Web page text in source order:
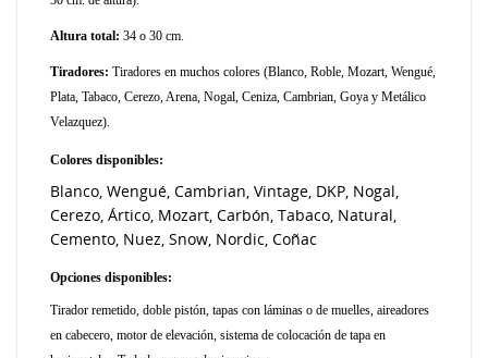
Altura total: 34 o 30 cm.
Tiradores: Tiradores en muchos colores (Blanco, Roble, Mozart, Wengué,
Plata, Tabaco, Cerezo, Arena, Nogal, Ceniza, Cambrian, Goya y Metálico
Velazquez).
Colores disponibles:
Blanco, Wengué, Cambrian, Vintage, DKP, Nogal,
Cerezo, Ártico, Mozart, Carbón, Tabaco, Natural,
Cemento, Nuez, Snow, Nordic, Coñac
Opciones disponibles:
Tirador remetido, doble pistón, tapas con láminas o de muelles, aireadores
en cabecero, motor de elevación, sistema de colocación de tapa en